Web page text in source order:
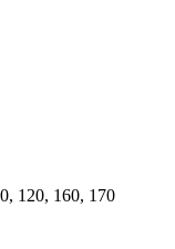
120, 160, 170